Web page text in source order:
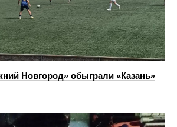
Новгород» обыграли «Казань»